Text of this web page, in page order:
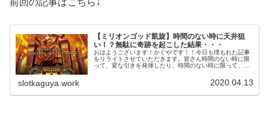
前回の記事はこちら↓
【ミリオンゴッド凱旋】時間のない時に天井狙
い！？無駄に奇跡を起こした結果・・・
おはようございます！かぐやです！！今日も埋もれた記事
をリライトさせていただきます。皆さん時間のない時に限
って、変な引きを発揮したり、時間のない時に限って、普
slotkaguya.work 2020.04.13